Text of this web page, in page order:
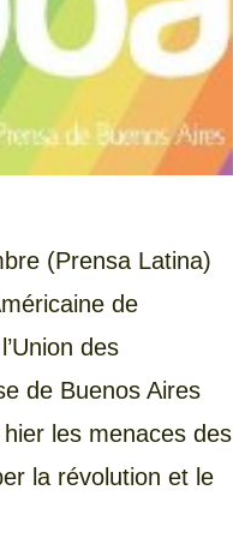
(Prensa Latina)
de
des
de Buenos Aires
les menaces des
la révolution et le